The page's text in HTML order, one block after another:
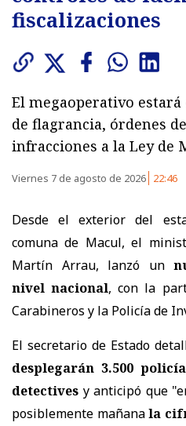
fiscalizaciones
El megaoperativo
de flagrancia, órdenes
infracciones a la Ley de
Viernes 7 de agosto de 2026 22:46
Desde el exterior del
comuna de Macul, el
Martín Arrau, lanzó un
nivel nacional, con la
Carabineros y la Policía de
El secretario de Estado
desplegarán 3.500
detectives y anticipó que
posiblemente mañanala